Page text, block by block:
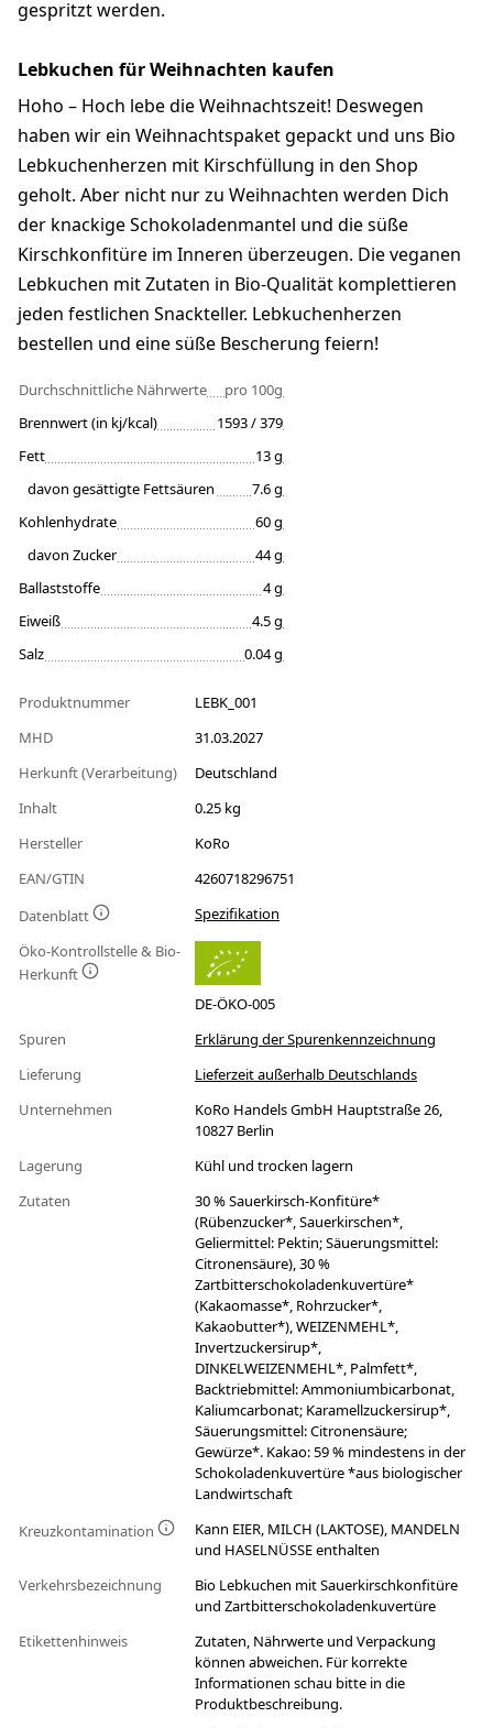
gespritzt werden.
Lebkuchen für Weihnachten kaufen
Hoho – Hoch lebe die Weihnachtszeit! Deswegen
haben wir ein Weihnachtspaket gepackt und uns Bio
Lebkuchenherzen mit Kirschfüllung in den Shop
geholt. Aber nicht nur zu Weihnachten werden Dich
der knackige Schokoladenmantel und die süße
Kirschkonfitüre im Inneren überzeugen. Die veganen
Lebkuchen mit Zutaten in Bio-Qualität komplettieren
jeden festlichen Snackteller. Lebkuchenherzen
bestellen und eine süße Bescherung feiern!
Durchschnittliche Nährwerte
pro 100g
Brennwert (in kj/kcal)
1593 / 379
Fett
13 g
davon gesättigte Fettsäuren
7.6 g
Kohlenhydrate
60 g
davon Zucker
44 g
Ballaststoffe
4 g
Eiweiß
4.5 g
Salz
0.04 g
Produktnummer
LEBK_001
MHD
31.03.2027
Herkunft (Verarbeitung)
Deutschland
Inhalt
0.25 kg
Hersteller
KoRo
EAN/GTIN
4260718296751
Datenblatt
Spezifikation
Öko-Kontrollstelle & Bio-
Herkunft
DE-ÖKO-005
Spuren
Erklärung der Spurenkennzeichnung
Lieferung
Lieferzeit außerhalb Deutschlands
Unternehmen
KoRo Handels GmbH Hauptstraße 26,
10827 Berlin
Lagerung
Kühl und trocken lagern
Zutaten
30 % Sauerkirsch-Konfitüre*
(Rübenzucker*, Sauerkirschen*,
Geliermittel: Pektin; Säuerungsmittel:
Citronensäure), 30 %
Zartbitterschokoladenkuvertüre*
(Kakaomasse*, Rohrzucker*,
Kakaobutter*), WEIZENMEHL*,
Invertzuckersirup*,
DINKELWEIZENMEHL*, Palmfett*,
Backtriebmittel: Ammoniumbicarbonat,
Kaliumcarbonat; Karamellzuckersirup*,
Säuerungsmittel: Citronensäure;
Gewürze*. Kakao: 59 % mindestens in der
Schokoladenkuvertüre *aus biologischer
Landwirtschaft
Kreuzkontamination
Kann EIER, MILCH (LAKTOSE), MANDELN
und HASELNÜSSE enthalten
Verkehrsbezeichnung
Bio Lebkuchen mit Sauerkirschkonfitüre
und Zartbitterschokoladenkuvertüre
Etikettenhinweis
Zutaten, Nährwerte und Verpackung
können abweichen. Für korrekte
Informationen schau bitte in die
Produktbeschreibung.